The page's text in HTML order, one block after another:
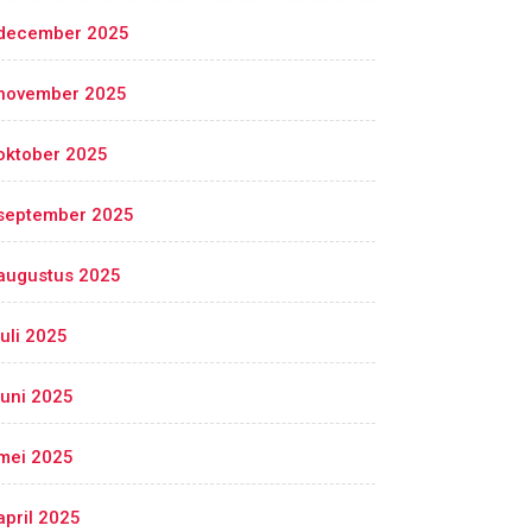
2025
2025
2025
2025
2025
2025
2025
2025
2025